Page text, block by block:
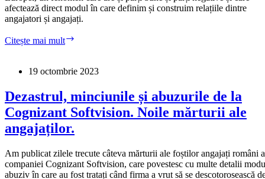
colegii
vorbesc
deschis
afectează direct modul în care definim și construim relațiile dintre
angajatori și angajați.
Citește mai mult
dar
temem
să
ne
19 octombrie 2023
Dezastrul, minciunile și abuzurile de la
Cognizant Softvision. Noile mărturii ale
angajaților.
Am publicat zilele trecute câteva mărturii ale foștilor angajați români
companiei Cognizant Softvision, care povestesc cu multe detalii
abuziv în care au fost tratați când firma a vrut să se descotorosească